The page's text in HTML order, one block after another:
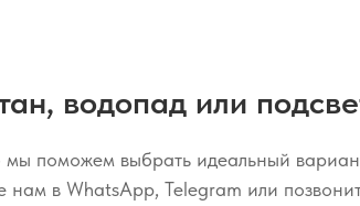
водопад или
мы поможем выбрать идеальный
нам в WhatsApp, Telegram или